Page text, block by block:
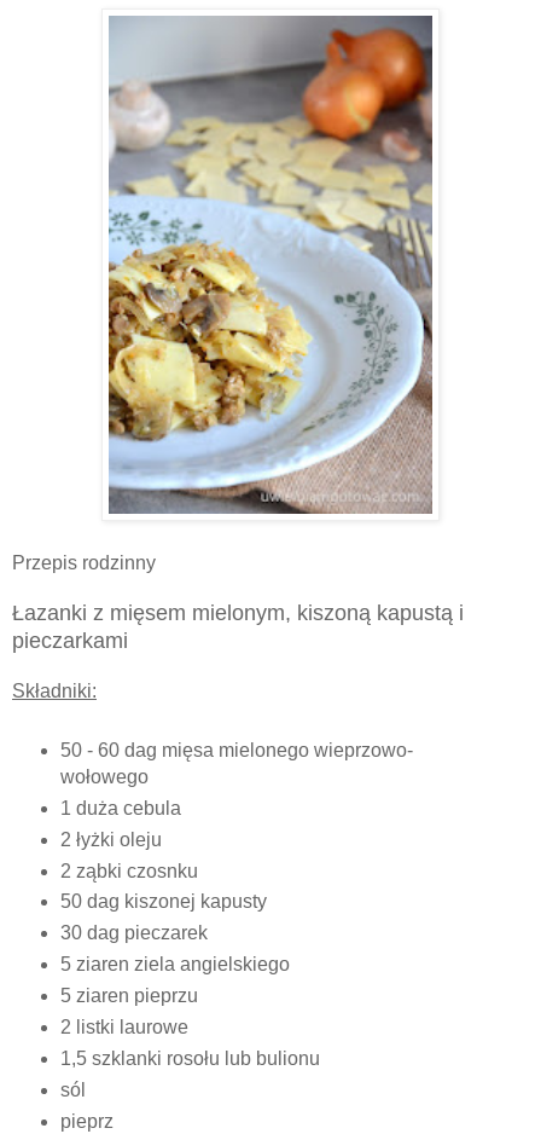
Przepis rodzinny
Łazanki z mięsem mielonym, kiszoną kapustą i
pieczarkami
Składniki:
50 - 60 dag mięsa mielonego wieprzowo-
wołowego
1 duża cebula
2 łyżki oleju
2 ząbki czosnku
50 dag kiszonej kapusty
30 dag pieczarek
5 ziaren ziela angielskiego
5 ziaren pieprzu
2 listki laurowe
1,5 szklanki rosołu lub bulionu
sól
pieprz